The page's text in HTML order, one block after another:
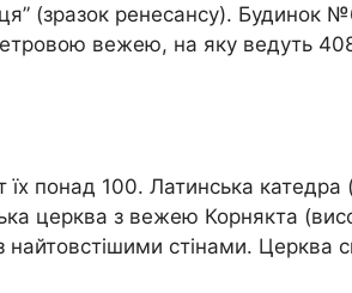
(зразок ренесансу). Будинок
вежею, на яку ведуть
їх понад 100. Латинська
церква з вежею Корнякта
стінами. Церква